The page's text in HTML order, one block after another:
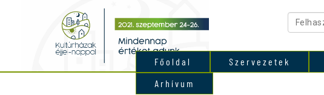
Főoldal Szervezetek
Arhívum